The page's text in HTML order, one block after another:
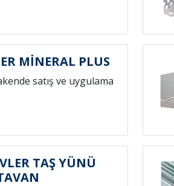
MİNERAL PLUS
satış ve uygulama
TAŞ YÜNÜ